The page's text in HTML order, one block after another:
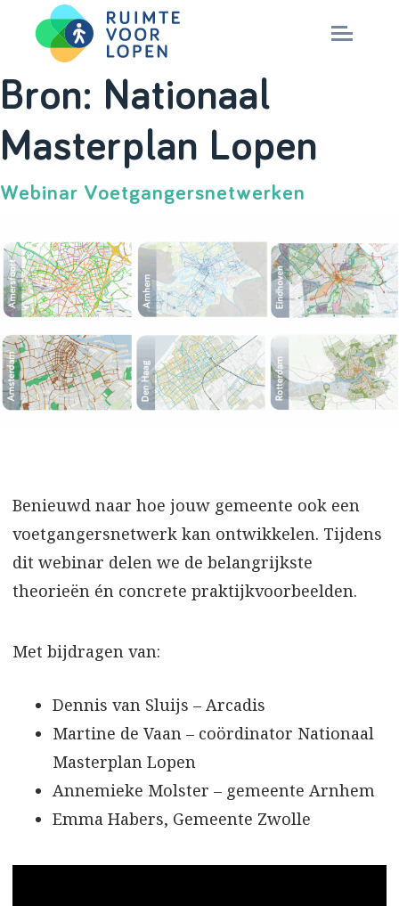
Skip
to
content
NIEUWS
CITY DEAL
MAGAZINES
Nationaal Masterplan
Bron: Nationaal
Masterplan Lopen
Webinar Voetgangersnetwerken
Benieuwd naar hoe jouw gemeente ook een
voetgangersnetwerk kan ontwikkelen. Tijdens
dit webinar delen we de belangrijkste
theorieën én concrete praktijkvoorbeelden.
Met bijdragen van:
Dennis van Sluijs – Arcadis
Martine de Vaan – coördinator Nationaal
Masterplan Lopen
Annemieke Molster – gemeente Arnhem
Emma Habers, Gemeente Zwolle